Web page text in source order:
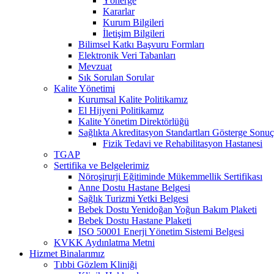
Kararlar
Kurum Bilgileri
İletişim Bilgileri
Bilimsel Katkı Başvuru Formları
Elektronik Veri Tabanları
Mevzuat
Sık Sorulan Sorular
Kalite Yönetimi
Kurumsal Kalite Politikamız
El Hijyeni Politikamız
Kalite Yönetim Direktörlüğü
Sağlıkta Akreditasyon Standartları Gösterge
Fizik Tedavi ve Rehabilitasyon Hastanesi
TGAP
Sertifika ve Belgelerimiz
Nöroşirurji Eğitiminde Mükemmellik Sertifikası
Anne Dostu Hastane Belgesi
Sağlık Turizmi Yetki Belgesi
Bebek Dostu Yenidoğan Yoğun Bakım Plaketi
Bebek Dostu Hastane Plaketi
ISO 50001 Enerji Yönetim Sistemi Belgesi
KVKK Aydınlatma Metni
Hizmet Binalarımız
Tıbbi Gözlem Kliniği